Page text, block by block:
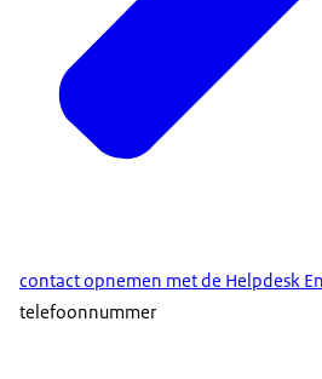
contact opnemen met de Helpdesk
telefoonnummer